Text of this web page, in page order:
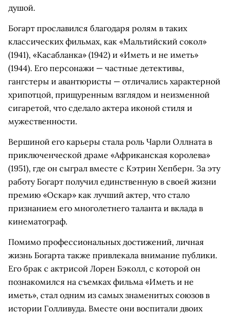
душой.
Богарт прославился благодаря ролям в таких
классических фильмах, как «Мальтийский сокол»
(1941), «Касабланка» (1942) и «Иметь и не иметь»
(1944). Его персонажи — частные детективы,
гангстеры и авантюристы — отличались характерной
хрипотцой, прищуренным взглядом и неизменной
сигаретой, что сделало актера иконой стиля и
мужественности.
Вершиной его карьеры стала роль Чарли Оллната в
приключенческой драме «Африканская королева»
(1951), где он сыграл вместе с Кэтрин Хепберн. За эту
работу Богарт получил единственную в своей жизни
премию «Оскар» как лучший актер, что стало
признанием его многолетнего таланта и вклада в
кинематограф.
Помимо профессиональных достижений, личная
жизнь Богарта также привлекала внимание публики.
Его брак с актрисой Лорен Бэколл, с которой он
познакомился на съемках фильма «Иметь и не
иметь», стал одним из самых знаменитых союзов в
истории Голливуда. Вместе они воспитали двоих